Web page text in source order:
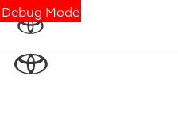
Debug Mode